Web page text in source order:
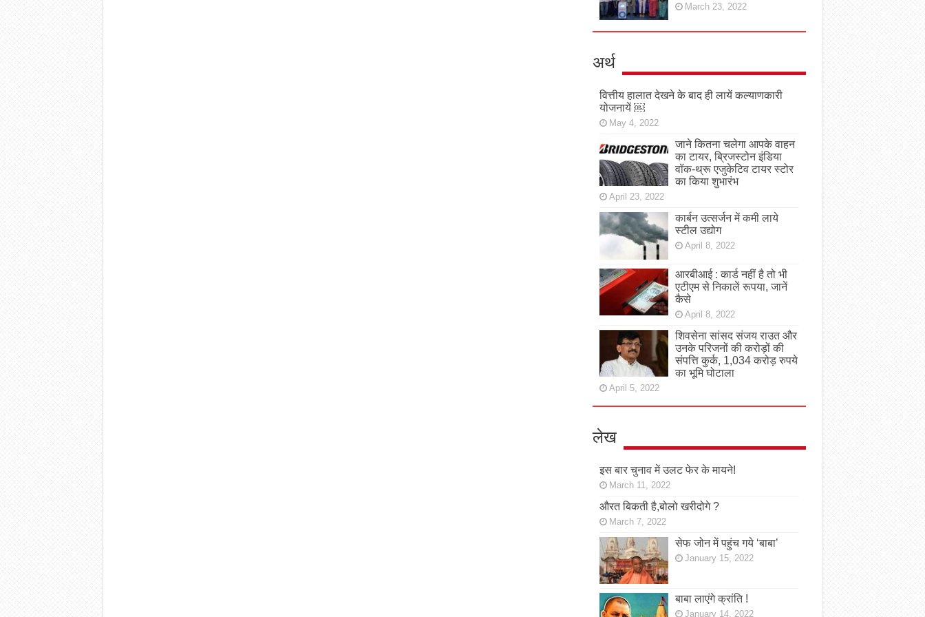
March 23, 2022
अर्थ
वित्तीय हालात देखने के बाद ही लायें कल्याणकारी
योजनायें ￼
May 4, 2022
जाने कितना चलेगा आपके वाहन
का टायर, ब्रिजस्टोन इंडिया
वॉक-थ्रू एजुकेटिव टायर स्टोर
का किया शुभारंभ
April 23, 2022
कार्बन उत्सर्जन में कमी लाये
स्टील उद्योग
April 8, 2022
आरबीआई : कार्ड नहीं है तो भी
एटीएम से निकालें रूपया, जानें
कैसे
April 8, 2022
शिवसेना सांसद संजय राउत और
उनके परिजनों की करोड़ों की
संपत्ति कुर्क, 1,034 करोड़ रुपये
का भूमि घोटाला
April 5, 2022
लेख
इस बार चुनाव में उलट फेर के मायने!
March 11, 2022
औरत बिकती है,बोलो खरीदोगे ?
March 7, 2022
सेफ जोन में पहुंच गये ‘बाबा’
January 15, 2022
बाबा लाएंगे क्रांति !
January 14, 2022